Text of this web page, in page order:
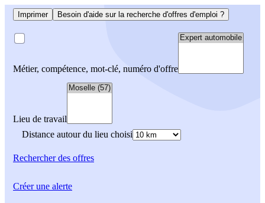
Imprimer Besoin d'aide sur la recherche d'offres d'emploi ?
Métier, compétence, mot-clé, numéro d'offre
Lieu de travail
Distance autour du lieu choisi
Rechercherdes offres
Créer une alerte